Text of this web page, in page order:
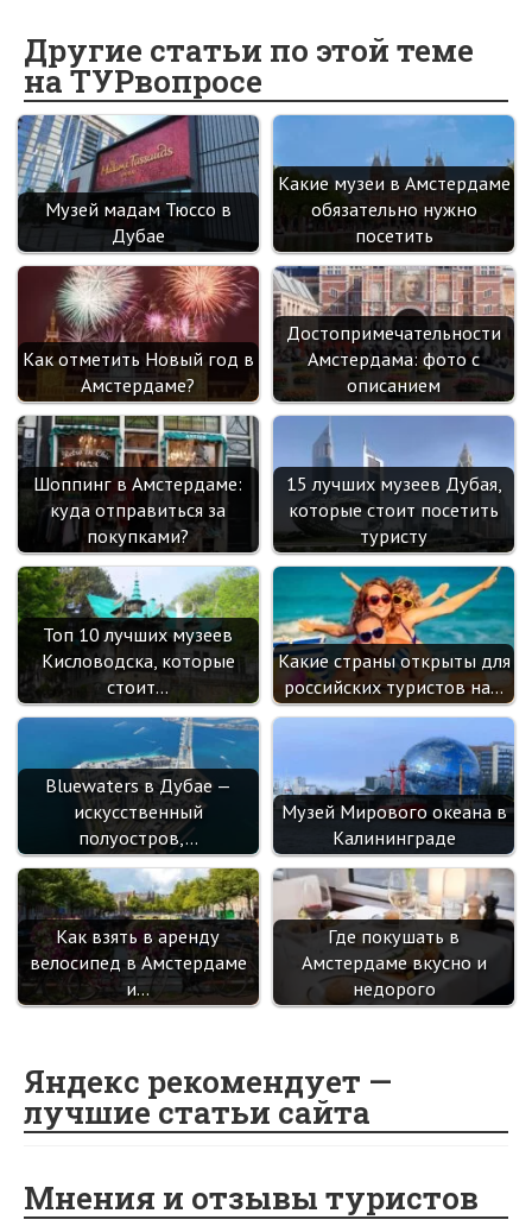
o
o
k
o
kl
as
sn
ik
i
er dI
n
es
t
a
m
Другие статьи по этой теме
на ТУРвопросе
Музей мадам Тюссо в
Дубае
Какие музеи в Амстердаме
обязательно нужно
посетить
Как отметить Новый год в
Амстердаме?
Достопримечательности
Амстердама: фото с
описанием
Шоппинг в Амстердаме:
куда отправиться за
покупками?
15 лучших музеев Дубая,
которые стоит посетить
туристу
Топ 10 лучших музеев
Кисловодска, которые
стоит…
Какие страны открыты для
российских туристов на…
Bluewaters в Дубае —
искусственный
полуостров,…
Музей Мирового океана в
Калининграде
Как взять в аренду
велосипед в Амстердаме
и…
Где покушать в
Амстердаме вкусно и
недорого
Яндекс рекомендует —
лучшие статьи сайта
Мнения и отзывы туристов